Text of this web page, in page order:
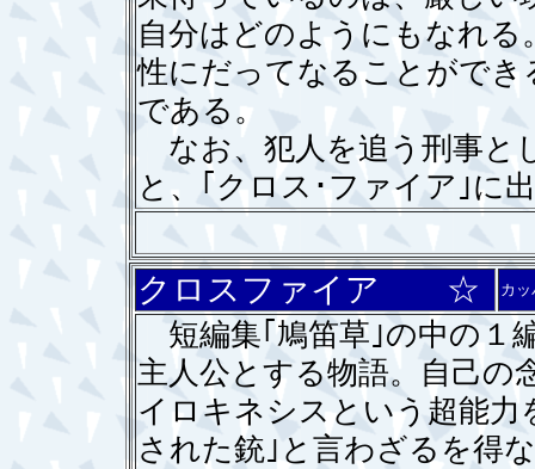
自分はどのようにもなれ
性にだってなることがで
である。
なお、犯人を追う刑事と
と、｢クロス･ファイア｣に
クロスファイア ☆ カ
短編集｢鳩笛草｣の中の１
主人公とする物語。自己の
イロキネシスという超能力
された銃｣と言わざるを得